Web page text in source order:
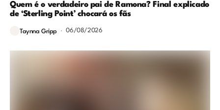
Quem é o verdadeiro pai de Ramona? Final explicado
de ‘Sterling Point’ chocará os fãs
Taynna Gripp 06/08/2026